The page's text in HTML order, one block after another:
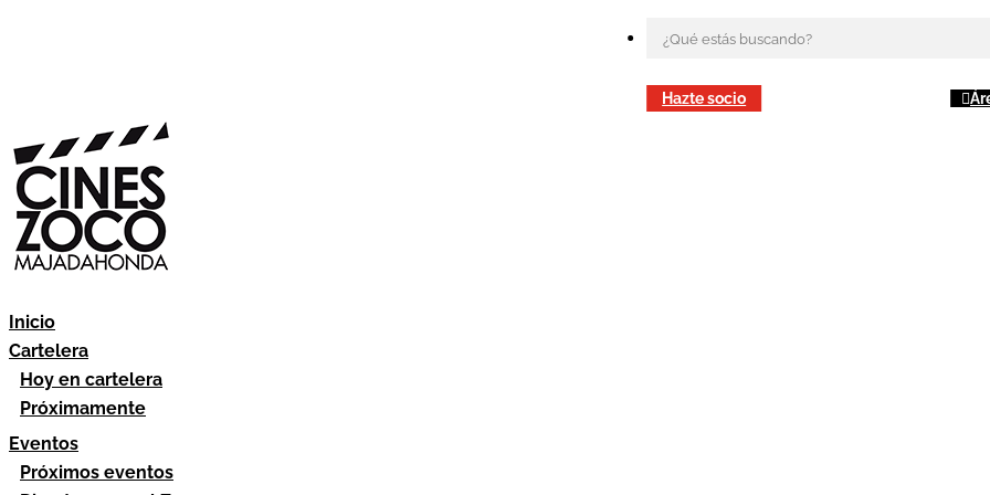
Hazte socio
Inicio
Cartelera
Hoy en cartelera
Próximamente
Eventos
Próximos eventos